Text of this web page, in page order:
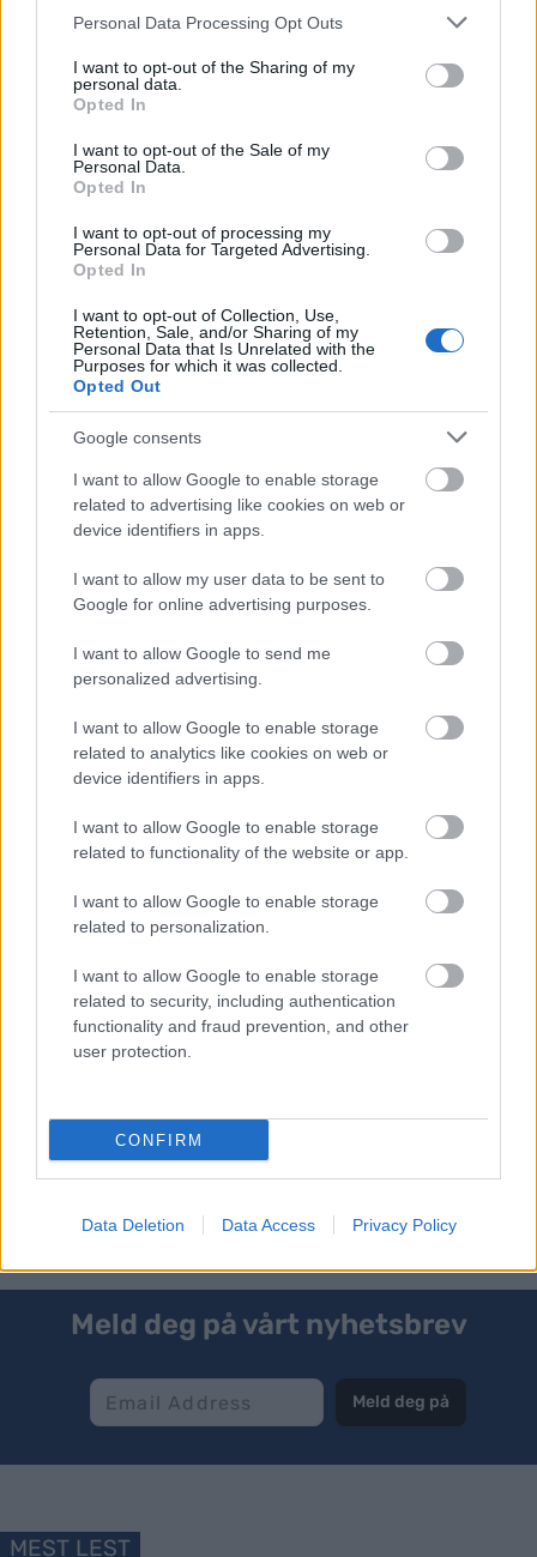
Please note that this website/app uses one or more Google
not limited to your visit or usage behaviour. You may click to
grant or deny consent to Google and its third-party tags to
use your data for below specified purposes in below Google
consent section.
Personal Data Processing Opt Outs
I want to opt-out of the Sharing of my
personal data.
Opted In
I want to opt-out of the Sale of my
Personal Data.
Opted In
I want to opt-out of processing my
Personal Data for Targeted Advertising.
Opted In
I want to opt-out of Collection, Use,
Retention, Sale, and/or Sharing of my
Personal Data that Is Unrelated with the
Purposes for which it was collected.
Opted Out
Google consents
I want to allow Google to enable storage
related to advertising like cookies on web or
device identifiers in apps.
I want to allow my user data to be sent to
Google for online advertising purposes.
I want to allow Google to send me
personalized advertising.
I want to allow Google to enable storage
related to analytics like cookies on web or
device identifiers in apps.
I want to allow Google to enable storage
related to functionality of the website or app.
I want to allow Google to enable storage
related to personalization.
I want to allow Google to enable storage
related to security, including authentication
functionality and fraud prevention, and other
user protection.
CONFIRM
Data Deletion Data Access Privacy Policy
i Kazakhstan. Torsdag er det klart for
teamsprint/parstafetter der Nitteberg og Botterud
En av tre runder
Årets verdenscup består av totalt tre runder, der de
fire rennene i Kazakhstan denne uka er den andre.
Men for mange av de norske løperne kolliderer
verdenscupen i rulleski i Schuchinsk med
sjanse til å konkurrere på verdenscupnivå i VM-
anlegget for mesterskapet til vinteren
som rulleski-VM 2024. Dit vil Norge reise med en
rekordstor og svært slagkraftig tropp.
Det var svenske Linn Sömskar
rulleski sammenlagt i fjor. I 2022 var det norske
Amund Korsæth som vant verdenscupen
sammenlagt, mens Sömskar vant dameklassen.
Se også:Alle sommerens konkurranser
FAKTA: Verdenscuprunde 2 Schuchinsk (KAZ)
2 x 3 x 1.4km
15. august: Teamsprint (parstafett) fristil
17. august: 10km klassisk, individuell start
18. august: Fellesstart fristil – 20km menn/ 16km
Se også:Slik blir rulleskiverdenscupen i 2024
Meld deg på vårt nyhetsbrev
Meld deg på
MEST LEST